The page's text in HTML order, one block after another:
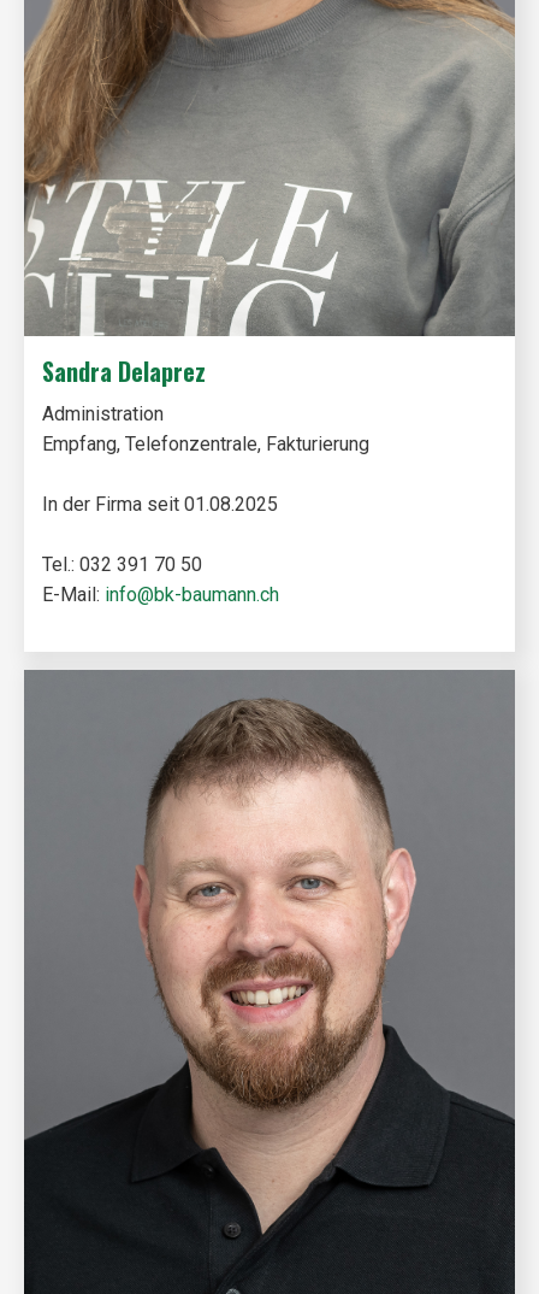
Sandra Delaprez
Administration
Empfang, Telefonzentrale, Fakturierung
In der Firma seit 01.08.2025
Tel.: 032 391 70 50
E-Mail: info@bk-baumann.ch